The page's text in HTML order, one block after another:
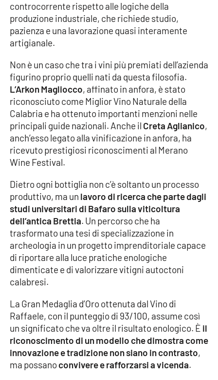
EDIZIONI
LOCALI
Catanzaro
Crotone
Vibo Valentia
Reggio Calabria
Cosenza
Lamezia Terme
PROGETTI
SPECIALI
Buona Sanità Calabria
LA
CALABRIAVISIONE
Destinazioni
Eventi
Food
controcorrente rispetto alle logiche della
produzione industriale, che richiede studio,
pazienza e una lavorazione quasi interamente
artigianale.
Non è un caso che tra i vini più premiati dell’azienda
figurino proprio quelli nati da questa filosofia.
L’Arkon Magliocco, affinato in anfora, è stato
riconosciuto come Miglior Vino Naturale della
Calabria e ha ottenuto importanti menzioni nelle
principali guide nazionali. Anche il Creta Aglianico,
anch’esso legato alla vinificazione in anfora, ha
ricevuto prestigiosi riconoscimenti al Merano
Wine Festival.
Dietro ogni bottiglia non c’è soltanto un processo
produttivo, ma un lavoro di ricerca che parte dagli
studi universitari di Bafaro sulla viticoltura
dell’antica Brettia. Un percorso che ha
trasformato una tesi di specializzazione in
archeologia in un progetto imprenditoriale capace
di riportare alla luce pratiche enologiche
dimenticate e di valorizzare vitigni autoctoni
calabresi.
La Gran Medaglia d’Oro ottenuta dal Vino di
Raffaele, con il punteggio di 93/100, assume così
un significato che va oltre il risultato enologico. È il
riconoscimento di un modello che dimostra come
innovazione e tradizione non siano in contrasto,
ma possanoconvivere e rafforzarsi a vicenda.